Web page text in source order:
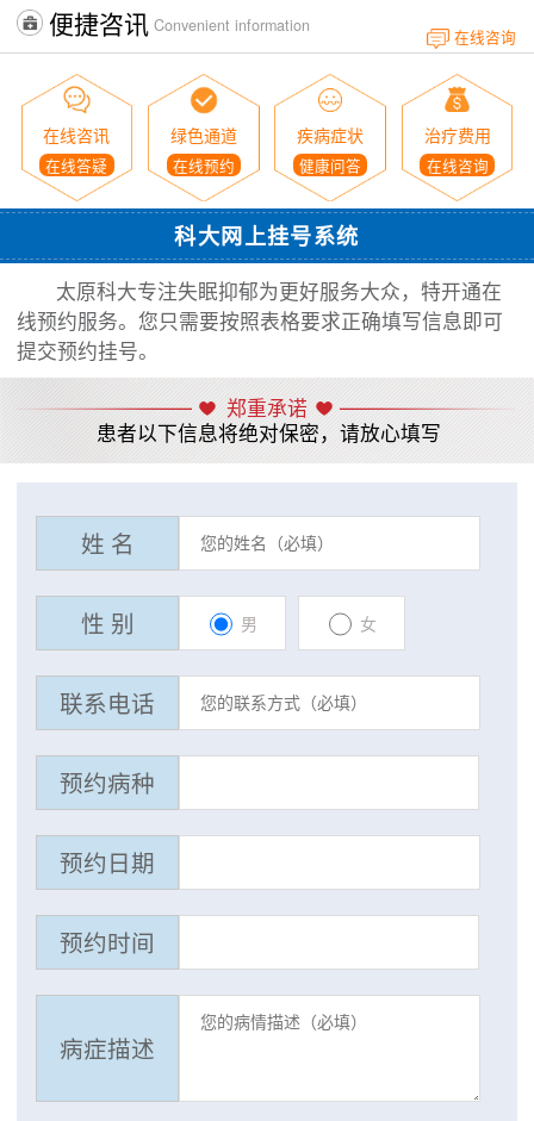
便捷咨讯 Convenient information
在线咨询
在线咨讯
在线答疑
绿色通道
在线预约
疾病症状
健康问答
治疗费用
在线咨询
科大网上挂号系统
太原科大专注失眠抑郁为更好服务大众，特开通在
线预约服务。您只需要按照表格要求正确填写信息即可
提交预约挂号。
郑重承诺
患者以下信息将绝对保密，请放心填写
姓 名
性 别 男 女
联系电话
预约病种
预约日期
预约时间
病症描述